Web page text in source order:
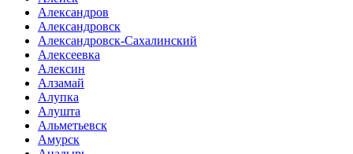
Александров
Александровск
Александровск-Сахалинский
Алексеевка
Алексин
Алзамай
Алупка
Алушта
Альметьевск
Амурск